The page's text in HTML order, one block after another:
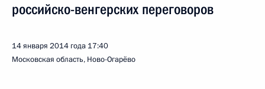
российско-венгерских переговоров
14 января 2014 года 17:40
Московская область, Ново-Огарёво